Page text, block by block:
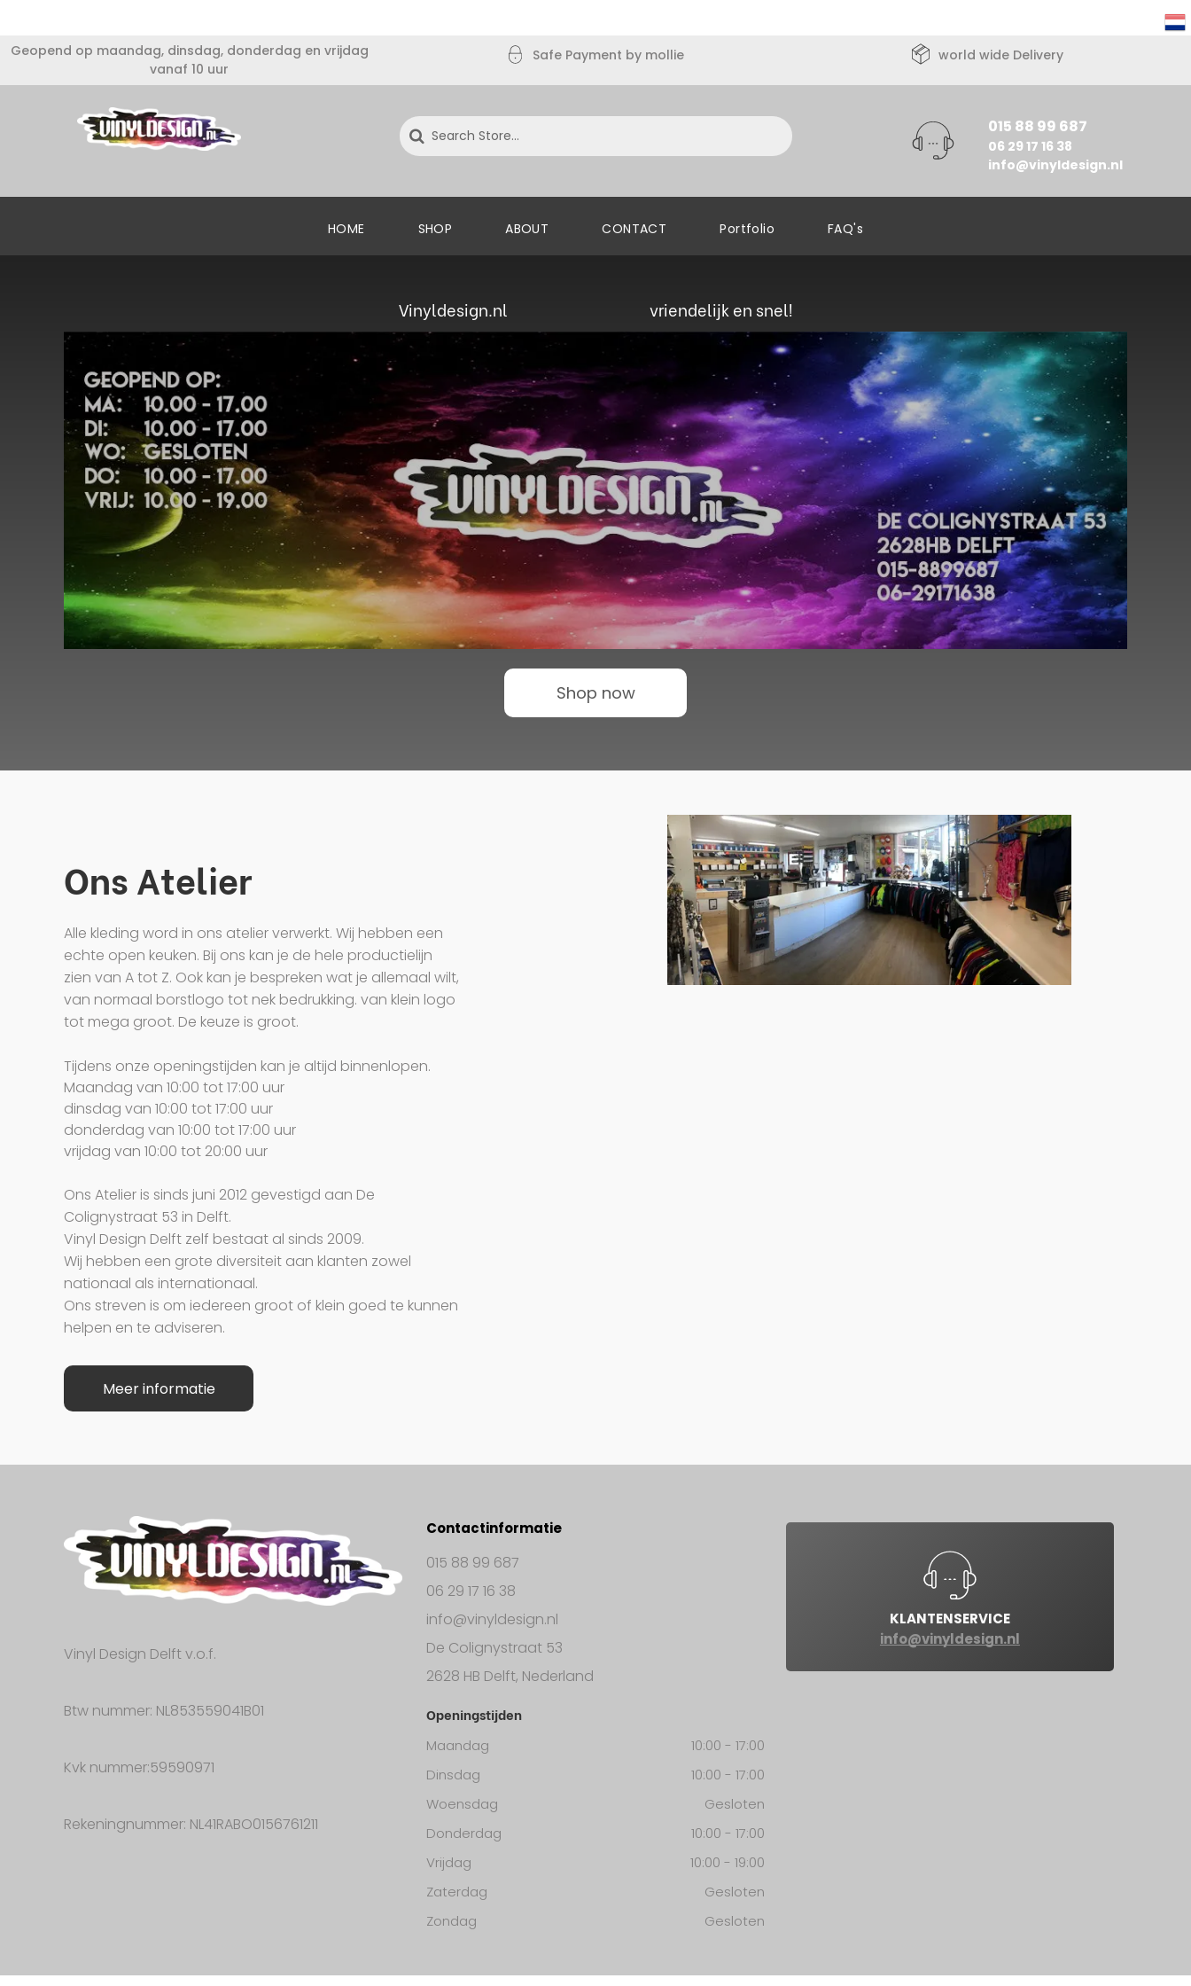
Geopend op maandag, dinsdag, donderdag en vrijdag
vanaf 10 uur
Safe Payment by mollie world wide Delivery
015 88 99 687
06 29 17 16 38
info@vinyldesign.nl
HOME SHOP ABOUT CONTACT Portfolio FAQ's
Vinyldesign.nl vriendelijk en snel!
Shop now
Ons Atelier
Alle kleding word in ons atelier verwerkt. Wij hebben een
echte open keuken. Bij ons kan je de hele productielijn
zien van A tot Z. Ook kan je bespreken wat je allemaal wilt,
van normaal borstlogo tot nek bedrukking. van klein logo
tot mega groot. De keuze is groot.
Tijdens onze openingstijden kan je altijd binnenlopen.
Maandag van 10:00 tot 17:00 uur
dinsdag van 10:00 tot 17:00 uur
donderdag van 10:00 tot 17:00 uur
vrijdag van 10:00 tot 20:00 uur
Ons Atelier is sinds juni 2012 gevestigd aan De
Colignystraat 53 in Delft.
Vinyl Design Delft zelf bestaat al sinds 2009.
Wij hebben een grote diversiteit aan klanten zowel
nationaal als internationaal.
Ons streven is om iedereen groot of klein goed te kunnen
helpen en te adviseren.
Meer informatie
Vinyl Design Delft v.o.f.
Btw nummer: NL853559041B01
Kvk nummer:59590971
Rekeningnummer: NL41RABO0156761211
Contactinformatie
015 88 99 687
06 29 17 16 38
info@vinyldesign.nl
De Colignystraat 53
2628 HB Delft, Nederland
Openingstijden
Maandag 10:00 - 17:00
Dinsdag
10:00 - 17:00
Woensdag
Gesloten
Donderdag
10:00 - 17:00
Vrijdag
10:00 - 19:00
Zaterdag
Gesloten
Zondag
Gesloten
KLANTENSERVICE
info@vinyldesign.nl